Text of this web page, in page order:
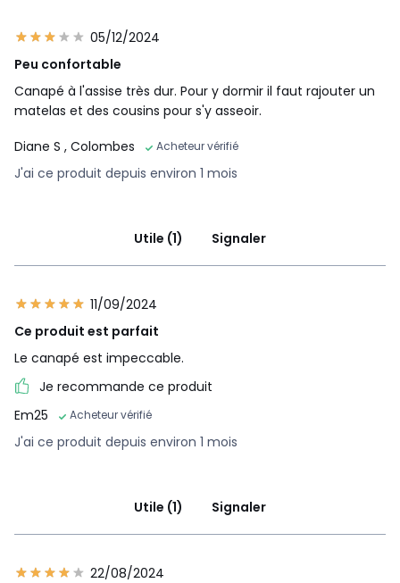
05/12/2024
Peu confortable
Canapé à l'assise très dur. Pour y dormir il faut rajouter un
matelas et des cousins pour s'y asseoir.
Diane S , Colombes Acheteur vérifié
J'ai ce produit depuis environ 1 mois
Utile (1) Signaler
11/09/2024
Ce produit est parfait
Le canapé est impeccable.
Je recommande ce produit
Em25
Acheteur vérifié
J'ai ce produit depuis environ 1 mois
Utile (1) Signaler
22/08/2024